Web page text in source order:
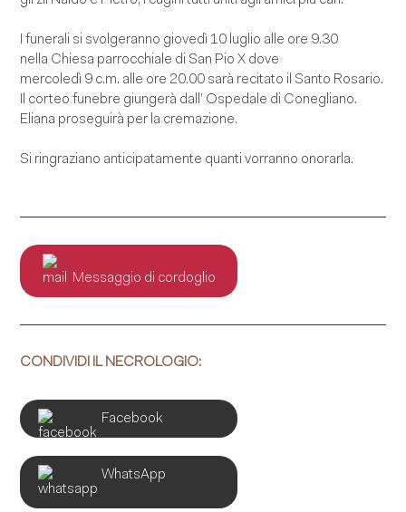
I funerali si svolgeranno giovedì 10 luglio alle ore 9.30
nella Chiesa parrocchiale di San Pio X dove
mercoledì 9 c.m. alle ore 20.00 sarà recitato il Santo Rosario.
Il corteo funebre giungerà dall’ Ospedale di Conegliano.
Eliana proseguirà per la cremazione.
Si ringraziano anticipatamente quanti vorranno onorarla.
Messaggio di cordoglio
CONDIVIDI IL NECROLOGIO:
Facebook
WhatsApp